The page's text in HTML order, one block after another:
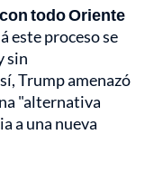
todo Oriente
este proceso se
sin
Trump amenazó
"alternativa
a una nueva